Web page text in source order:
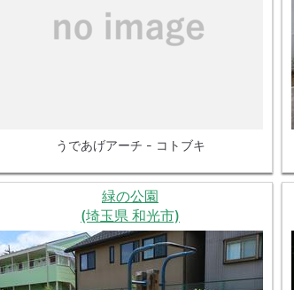
うであげアーチ - コトブキ
緑の公園
(埼玉県 和光市)